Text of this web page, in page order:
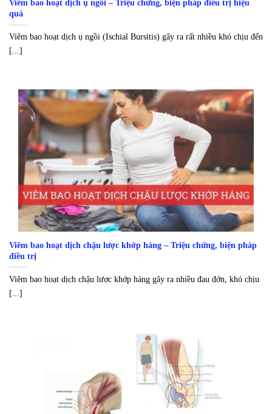
Viêm bao hoạt dịch ụ ngồi – Triệu chứng, biện pháp điều trị hiệu
quả
Viêm bao hoạt dịch ụ ngồi (Ischial Bursitis) gây ra rất nhiều khó chịu đến
[...]
Viêm bao hoạt dịch chậu lược khớp háng – Triệu chứng, biện pháp
điều trị
Viêm bao hoạt dịch chậu lược khớp háng gây ra nhiều đau đớn, khó chịu
[...]